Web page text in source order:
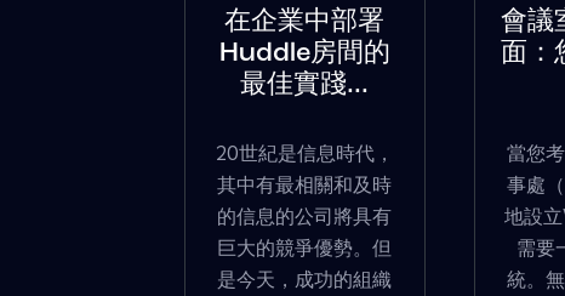
在企業中部署
Huddle房間的
最佳實踐...
20世紀是信息時代，
其中有最相關和及時
的信息的公司將具有
巨大的競爭優勢。但
是今天，成功的組織
會議
面：
當您
事處
地設
需要
統。